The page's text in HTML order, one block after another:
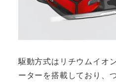
駆動方式はリチウムイオ
ーターを搭載しており、